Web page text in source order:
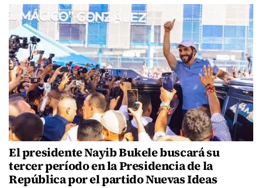
El presidente Nayib Bukele buscará su
tercer período en la Presidencia de la
República por el partido Nuevas Ideas